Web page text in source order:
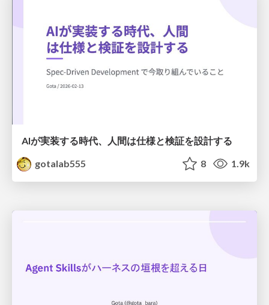
AIが実装する時代、人間は仕様と検証を設計する
gotalab555
8 1.9k